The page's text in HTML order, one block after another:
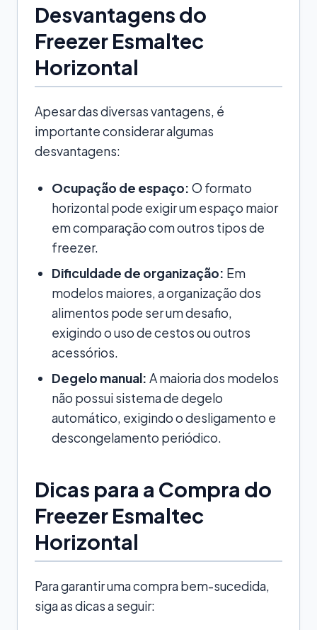
Desvantagens do
Freezer Esmaltec
Horizontal
Apesar das diversas vantagens, é
importante considerar algumas
desvantagens:
Ocupação de espaço: O formato
horizontal pode exigir um espaço maior
em comparação com outros tipos de
freezer.
Dificuldade de organização: Em
modelos maiores, a organização dos
alimentos pode ser um desafio,
exigindo o uso de cestos ou outros
acessórios.
Degelo manual: A maioria dos modelos
não possui sistema de degelo
automático, exigindo o desligamento e
descongelamento periódico.
Dicas para a Compra do
Freezer Esmaltec
Horizontal
Para garantir uma compra bem-sucedida,
siga as dicas a seguir: